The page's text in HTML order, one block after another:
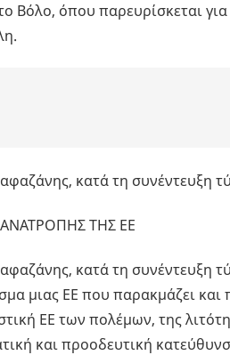
Βόλο, όπου παρευρίσκεται
κατά τη συνέντευξη
ΤΗΣ ΕΕ
κατά τη συνέντευξη
μιας ΕΕ που παρακμάζει και
ΕΕ των πολέμων, της
και προοδευτική